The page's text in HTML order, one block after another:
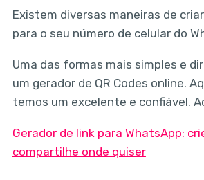
Existem diversas maneiras de criar
para o seu número de celular do
Uma das formas mais simples e
um gerador de QR Codes online.
temos um excelente e confiável.
Gerador de link para WhatsApp:
compartilhe onde quiser